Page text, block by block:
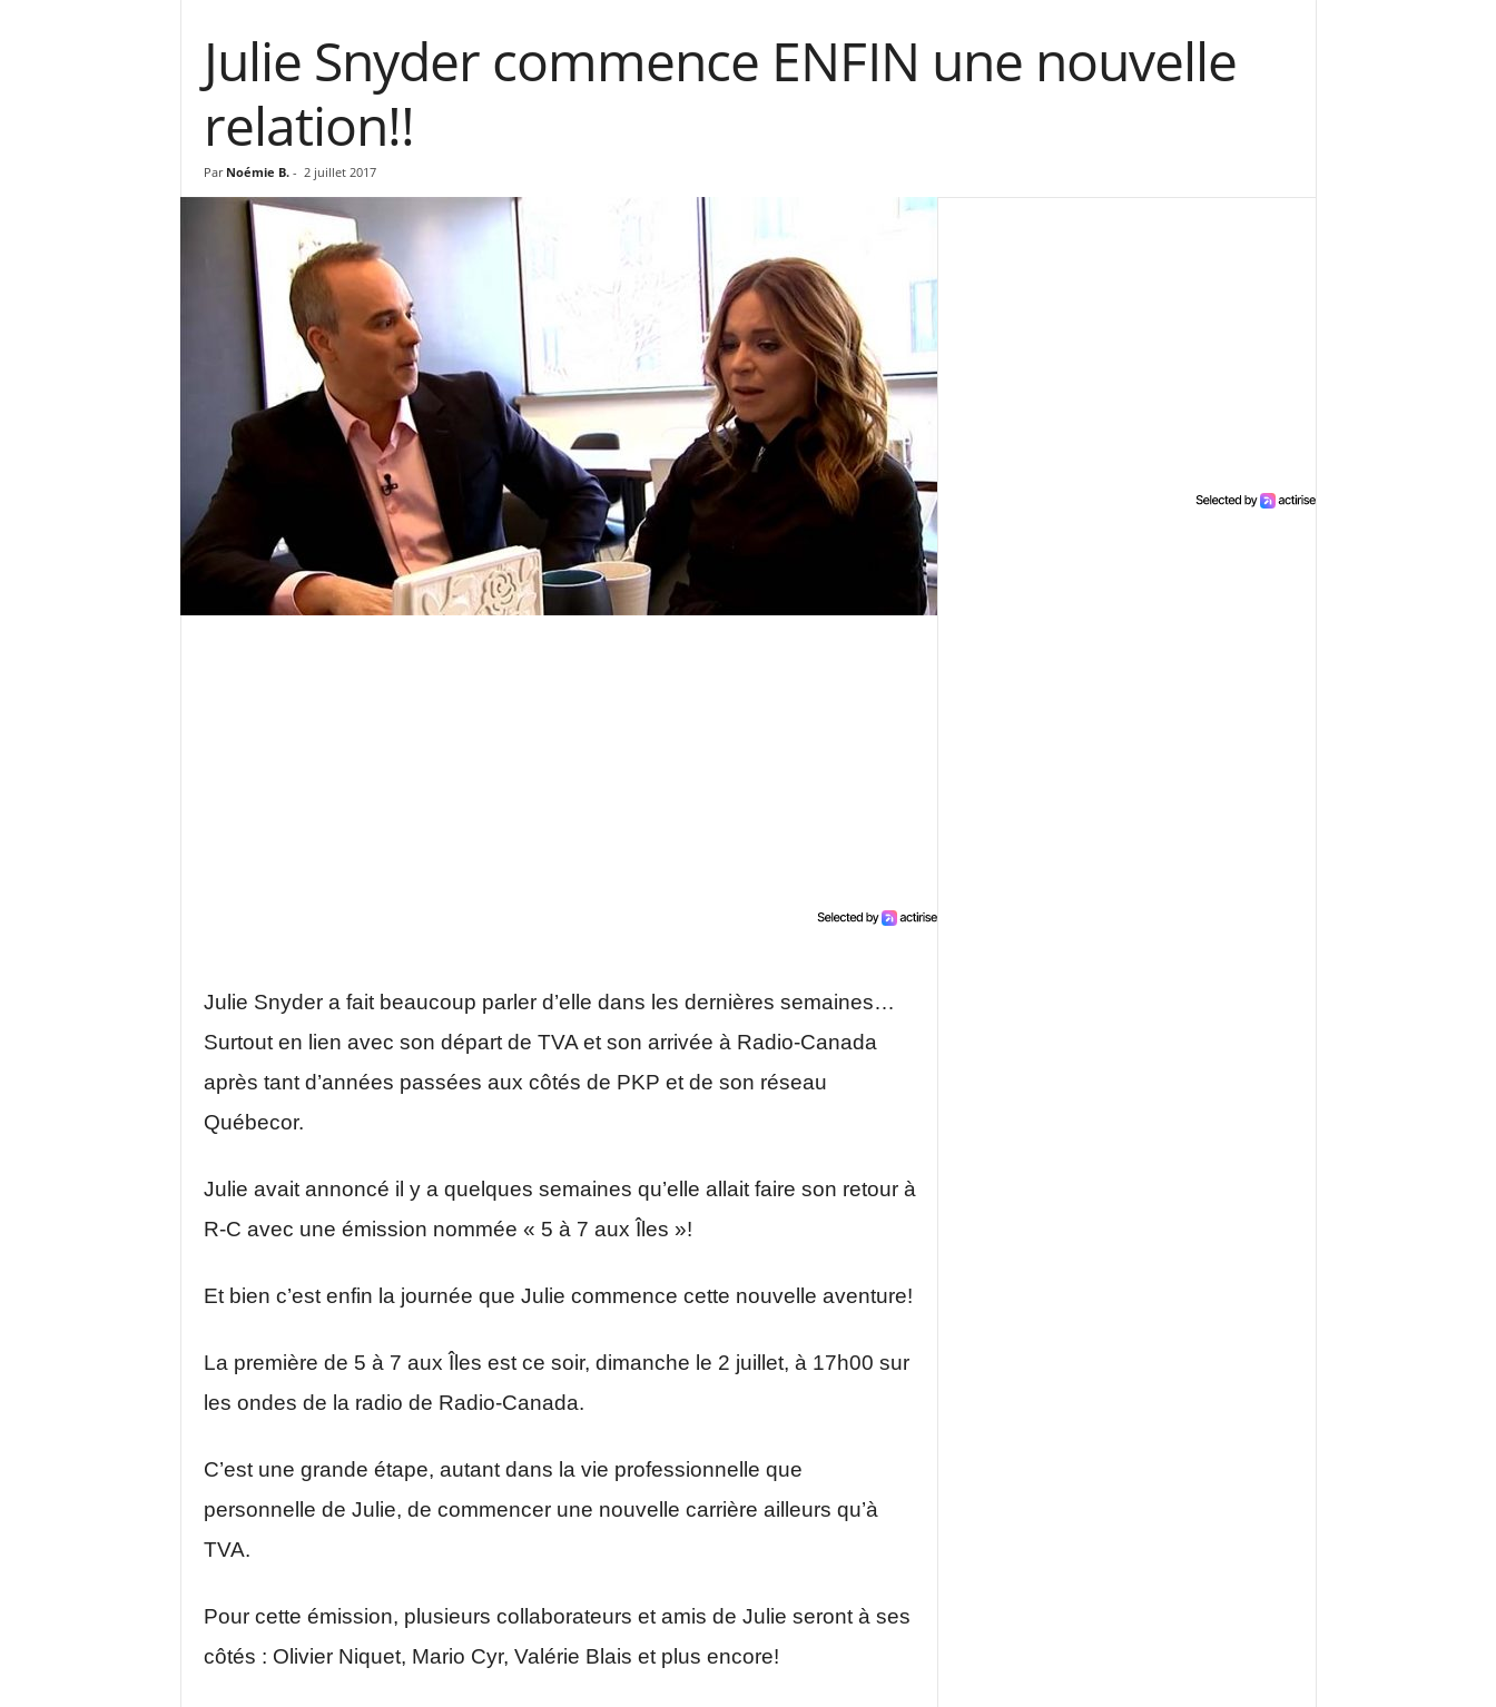
Julie Snyder commence ENFIN une nouvelle
relation!!
Par Noémie B. - 2 juillet 2017
Julie Snyder a fait beaucoup parler d’elle dans les dernières semaines…
Surtout en lien avec son départ de TVA et son arrivée à Radio-Canada
après tant d’années passées aux côtés de PKP et de son réseau
Québecor.
Julie avait annoncé il y a quelques semaines qu’elle allait faire son retour à
R-C avec une émission nommée « 5 à 7 aux Îles »!
Et bien c’est enfin la journée que Julie commence cette nouvelle aventure!
La première de 5 à 7 aux Îles est ce soir, dimanche le 2 juillet, à 17h00 sur
les ondes de la radio de Radio-Canada.
C’est une grande étape, autant dans la vie professionnelle que
personnelle de Julie, de commencer une nouvelle carrière ailleurs qu’à
TVA.
Pour cette émission, plusieurs collaborateurs et amis de Julie seront à ses
côtés : Olivier Niquet, Mario Cyr, Valérie Blais et plus encore!